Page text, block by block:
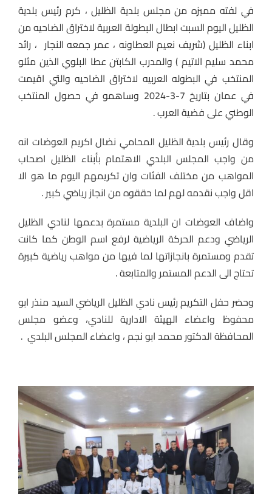
في لفته مميزه من مجلس بلدية الظليل ، كرم رئيس بلدية
الظليل اليوم السبت ابطال البطولة العربية لاختراق الضاحيه من
ابناء الظليل (شريف نعيم العطاونه ، عمر جمعه النجار ، رائد
محمد سليم الاتيم ) والمدرب الكابتن عطا البلوي الذين مثلو
المنتخب في البطوله العربيه لاختراق الضاحيه والتي اقيمت
في عمان بتاريخ 7-3-2024 وساهمو في حصول المنتخب
الوطني على فضية العرب .
وقال رئيس بلدية الظليل المحامي نضال اكريم العوضات انه
من واجب المجلس البلدي الاهتمام بأبناء الظليل اصحاب
المواهب من مختلف الفئات وان تكريمهم اليوم ما هو الا
اقل واجب نقدمه لهم لما حققوه من انجاز رياضي كبير .
واضاف العوضات ان البلدية مستمرة بدعمها لنادي الظليل
الرياضي ودعم الحركة الرياضية لرفع اسم الوطن كما كانت
تقدم ومستمرة بانجازاتها لما فيها من مواهب رياضية كبيرة
تحتاج الى الدعم المستمر والمتابعة .
وحضر حفل التكريم رئيس نادي الظليل الرياضي السيد منذر ابو
محفوظ واعضاء الهيئة الادارية للنادي، وعضو مجلس
المحافظة الدكتور محمد ابو نجم ، واعضاء المجلس البلدي .